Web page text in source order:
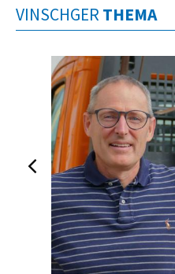
VINSCHGER THEMA